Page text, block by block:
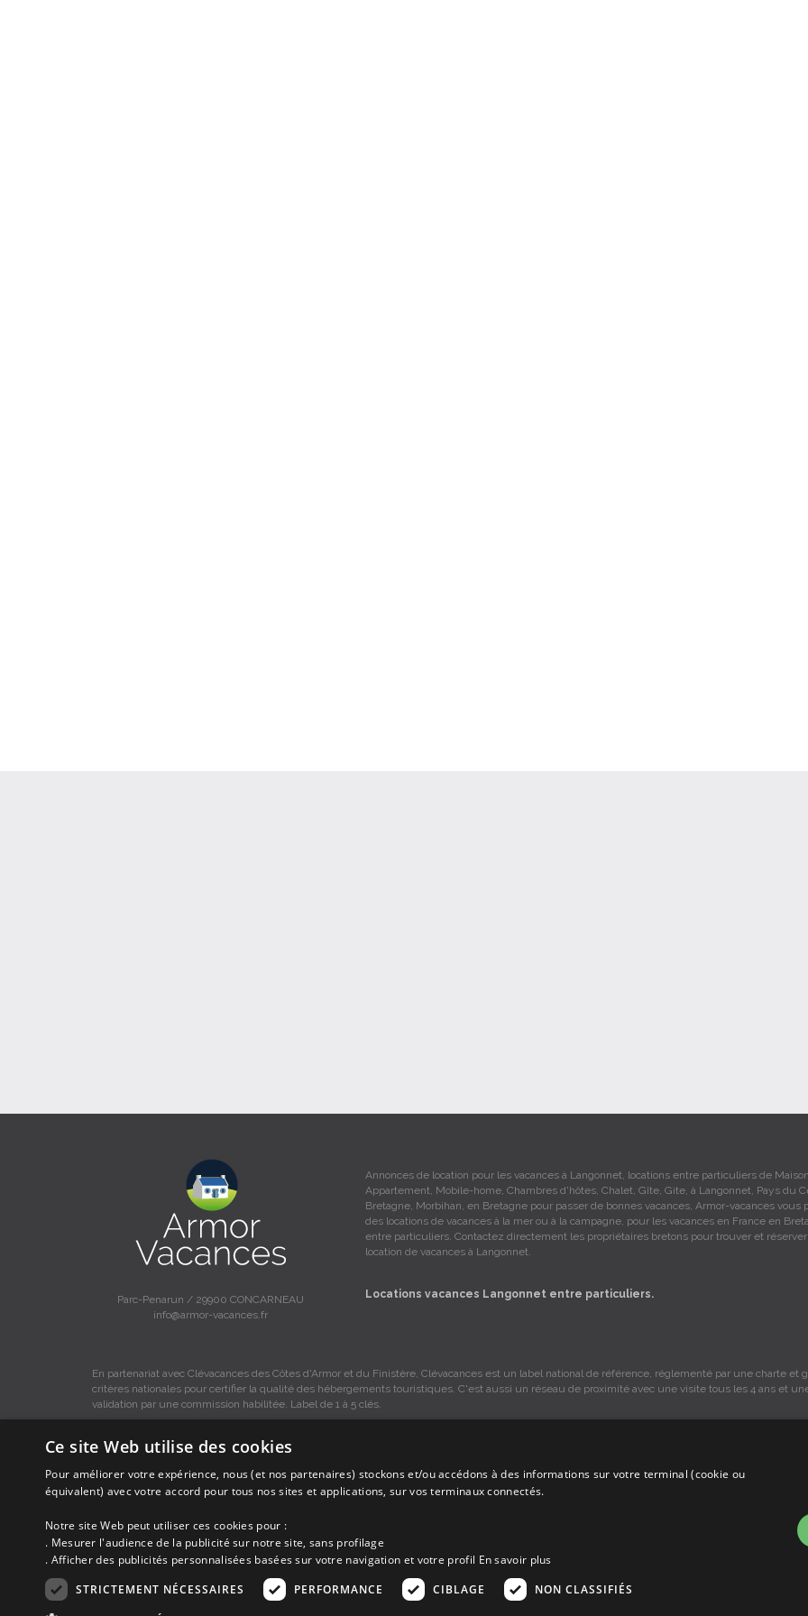
Parc-Penarun / 29900 CONCARNEAU
info@armor-vacances.fr
Annonces de location pour les vacances à Langonnet, locations entre particuliers de
Appartement, Mobile-home, Chambres d'hôtes, Chalet, Gîte, Gite, à Langonnet, Pays du
Bretagne, Morbihan, en Bretagne pour passer de bonnes vacances, Armor-vacances vous
des locations de vacances à la mer ou à la campagne, pour les vacances en France en
entre particuliers. Contactez directement les propriétaires bretons pour trouver et
location de vacances à Langonnet.
Locations vacances Langonnet entre particuliers.
En partenariat avec Clévacances des Côtes d'Armor et du Finistère, Clévacances est un label national de référence, réglementé par une charte et
critères nationales pour certifier la qualité des hébergements touristiques. C'est aussi un réseau de proximité avec une visite tous les 4 ans et
validation par une commission habilitée. Label de 1 à 5 clés.
Les descriptions et photos contenues dans le site Armor-vacances sont sous la responsabilité des propriétaires, ces informations sont indicatives
Armor-vacances.
Armor-vacances n'est pas un organisme et ne touche aucune commission sur les locations, c'est simplement un annuaire d'hébergements de
DE PARTICULIER A PARTICULIER.
Avant de prendre possession du logement vous devez obtenir du propriétaire un contrat qui stipule les clauses et le descriptif de la location,
Ce site Web utilise des cookies
Pour améliorer votre expérience, nous (et nos partenaires) stockons et/ou accédons à des informations sur votre terminal (cookie ou
équivalent) avec votre accord pour tous nos sites et applications, sur vos terminaux connectés.
Notre site Web peut utiliser ces cookies pour :
. Mesurer l'audience de la publicité sur notre site, sans profilage
. Afficher des publicités personnalisées basées sur votre navigation et votre profil En savoir plus
STRICTEMENT NÉCESSAIRES
PERFORMANCE CIBLAGE NON CLASSIFIÉS